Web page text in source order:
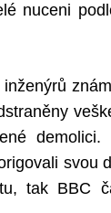
nuceni
demolici.
svou
tak BBC